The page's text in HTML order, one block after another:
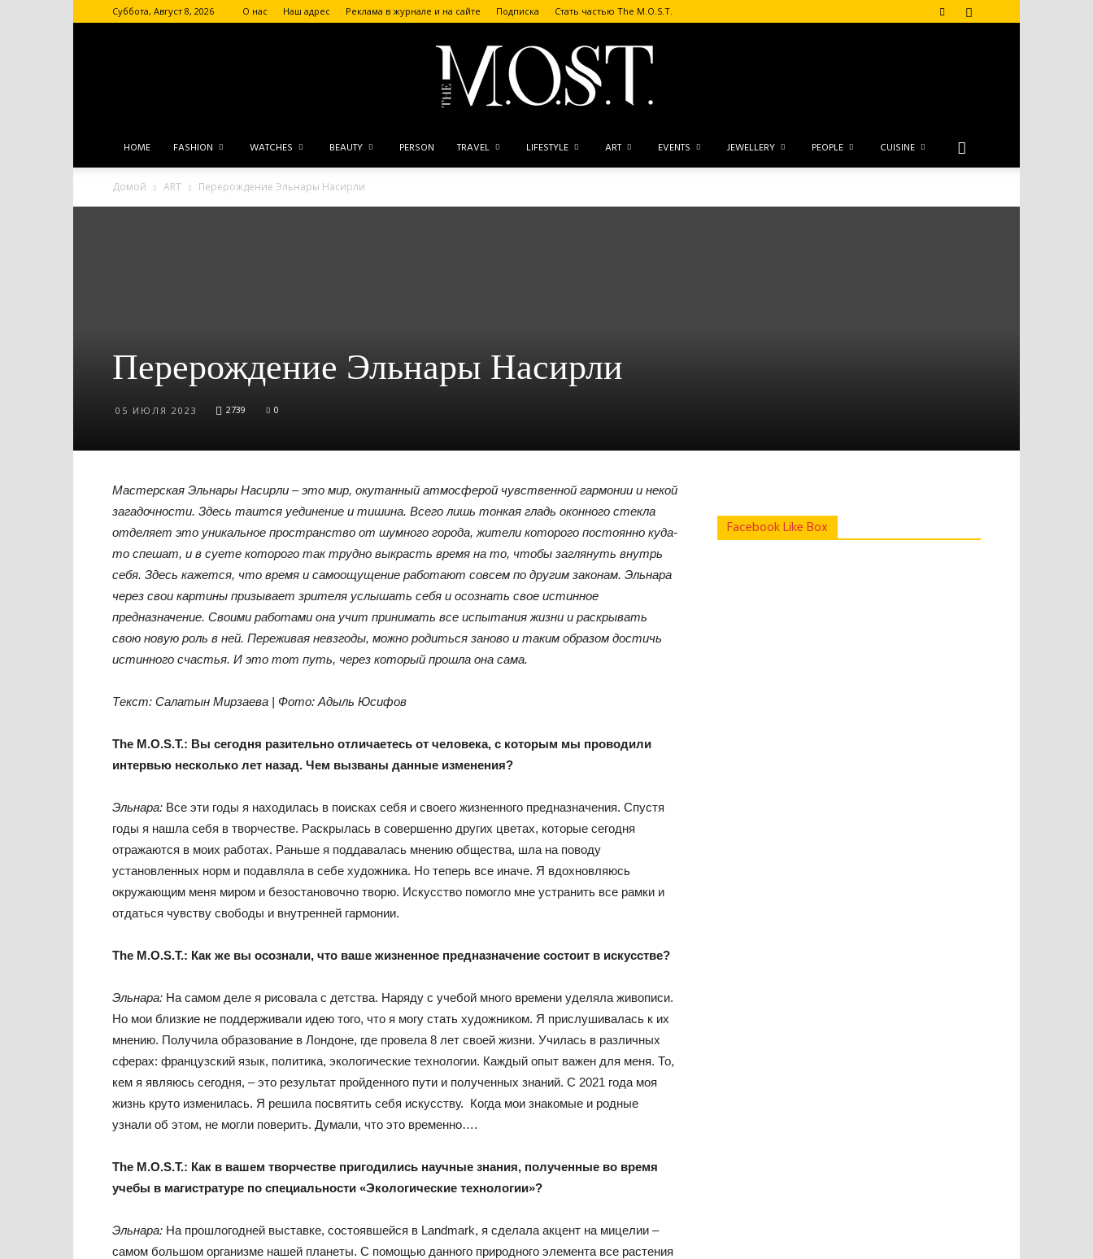
Суббота, Август 8, 2026 О нас Наш адрес Реклама в журнале и на сайте Подписка Стать частью The M.O.S.T.
The
HOME FASHION WATCHES BEAUTY PERSON TRAVEL LIFESTYLE ART EVENTS JEWELLERY PEOPLE CUISINE
Домой ART Перерождение Эльнары Насирли
Перерождение Эльнары Насирли
05 ИЮЛЯ 2023 2739 0
Мастерская Эльнары Насирли – это мир, окутанный атмосферой чувственной гармонии и некой
загадочности. Здесь таится уединение и тишина. Всего лишь тонкая гладь оконного стекла
отделяет это уникальное пространство от шумного города, жители которого постоянно куда-
то спешат, и в суете которого так трудно выкрасть время на то, чтобы заглянуть внутрь
себя. Здесь кажется, что время и самоощущение работают совсем по другим законам. Эльнара
через свои картины призывает зрителя услышать себя и осознать свое истинное
предназначение. Своими работами она учит принимать все испытания жизни и раскрывать
свою новую роль в ней. Переживая невзгоды, можно родиться заново и таким образом достичь
истинного счастья. И это тот путь, через который прошла она сама.
Текст: Салатын Мирзаева | Фото: Адыль Юсифов
The M.O.S.T.: Вы сегодня разительно отличаетесь от человека, с которым мы проводили
интервью несколько лет назад. Чем вызваны данные изменения?
Эльнара: Все эти годы я находилась в поисках себя и своего жизненного предназначения. Спустя
годы я нашла себя в творчестве. Раскрылась в совершенно других цветах, которые сегодня
отражаются в моих работах. Раньше я поддавалась мнению общества, шла на поводу
установленных норм и подавляла в себе художника. Но теперь все иначе. Я вдохновляюсь
окружающим меня миром и безостановочно творю. Искусство помогло мне устранить все рамки и
отдаться чувству свободы и внутренней гармонии.
The M.O.S.T.: Как же вы осознали, что ваше жизненное предназначение состоит в искусстве?
Эльнара: На самом деле я рисовала с детства. Наряду с учебой много времени уделяла живописи.
Но мои близкие не поддерживали идею того, что я могу стать художником. Я прислушивалась к их
мнению. Получила образование в Лондоне, где провела 8 лет своей жизни. Училась в различных
сферах: французский язык, политика, экологические технологии. Каждый опыт важен для меня. То,
кем я являюсь сегодня, – это результат пройденного пути и полученных знаний. С 2021 года моя
жизнь круто изменилась. Я решила посвятить себя искусству. Когда мои знакомые и родные
узнали об этом, не могли поверить. Думали, что это временно….
The M.O.S.T.: Как в вашем творчестве пригодились научные знания, полученные во время
учебы в магистратуре по специальности «Экологические технологии»?
Эльнара: На прошлогодней выставке, состоявшейся в Landmark, я сделала акцент на мицелии –
самом большом организме нашей планеты. С помощью данного природного элемента все растения
Facebook Like Box